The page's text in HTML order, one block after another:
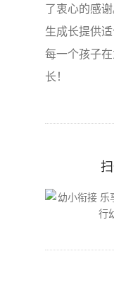
了衷心的感
生成长提供
每一个孩子
长！